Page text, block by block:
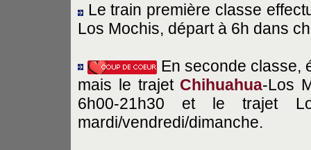
Le train première classe
Los Mochis, départ à 6h dans
En seconde classe,
mais le trajet Chihuahua-Los
6h00-21h30 et le trajet
mardi/vendredi/dimanche.